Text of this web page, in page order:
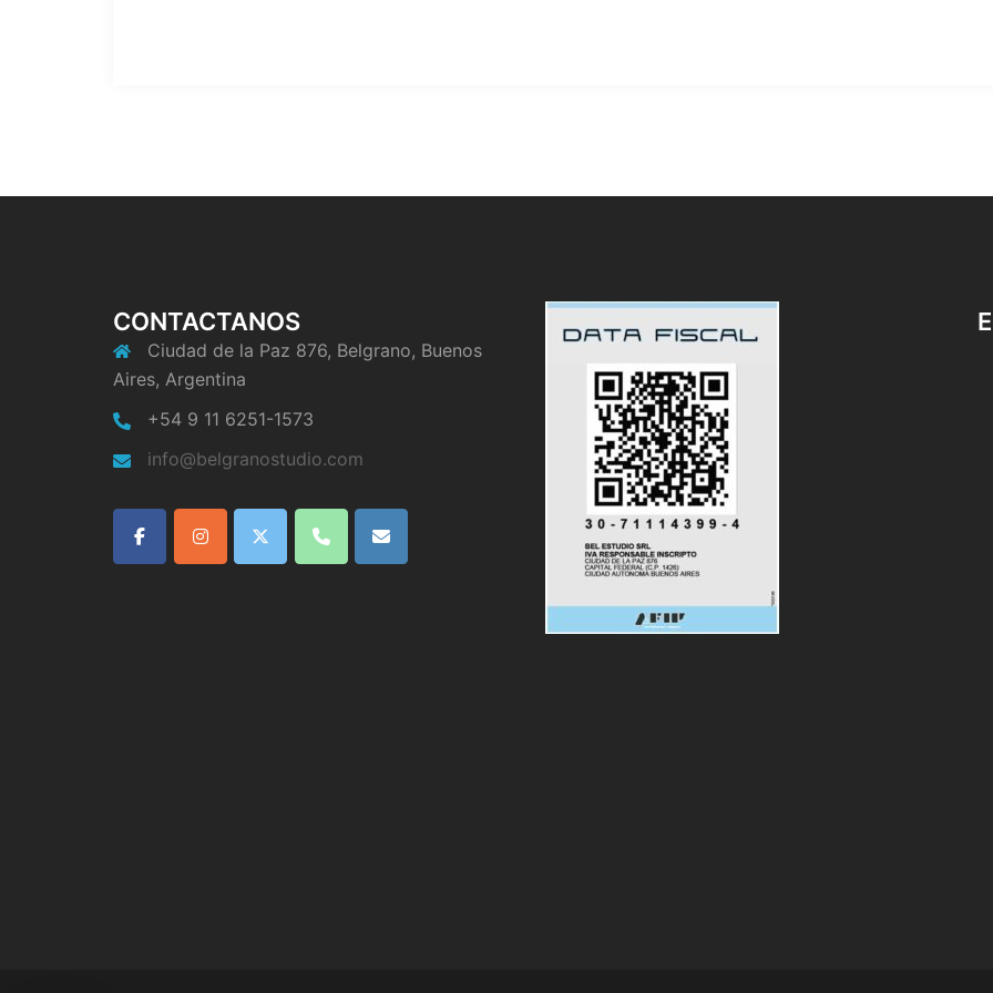
CONTACTANOS
Ciudad de la Paz 876, Belgrano, Buenos
Aires, Argentina
+54 9 11 6251-1573
info@belgranostudio.com